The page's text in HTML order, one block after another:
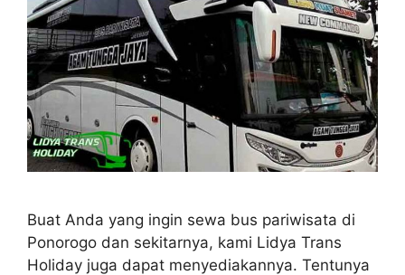
Buat Anda yang ingin sewa bus pariwisata di
Ponorogo dan sekitarnya, kami Lidya Trans
Holiday juga dapat menyediakannya. Tentunya